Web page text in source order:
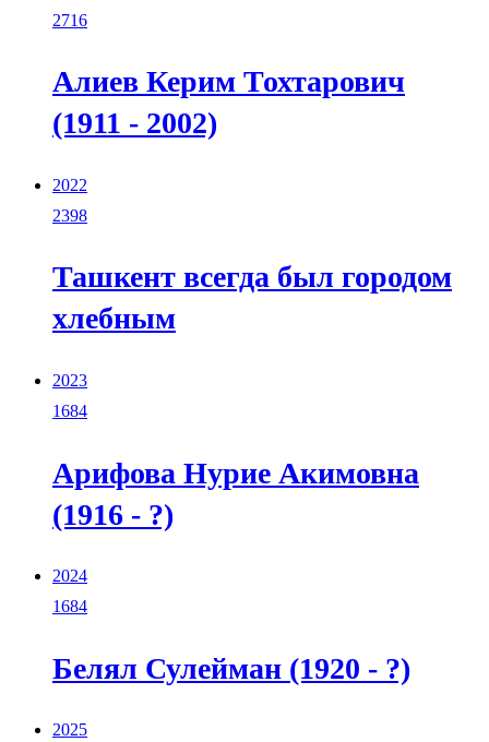
2716
Алиев Керим Тохтарович
(1911 - 2002)
2022
2398
Ташкент всегда был городом
хлебным
2023
1684
Арифова Нурие Акимовна
(1916 - ?)
2024
1684
Белял Сулейман (1920 - ?)
2025